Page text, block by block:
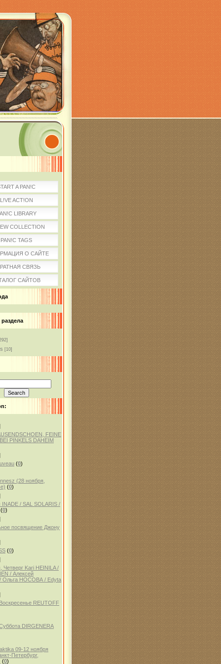
A PAN!C
L!VE ACT!ON
LIBRARY
COLLECTION
PAN!C TAGS
О САЙТЕ
СВЯЗЬ
САЙТОВ
раздела
[10]
FEINE
PINKELS DAHEIM
(0)
(28 ноября,
(0)
/ SAL SOLARIS /
(0)
посвящение Джону
(0)
Четверг Kari HEINILA /
/ Алексей
НОСОВА / Edyta
REUTOFF
DIRGENERA
09-12 ноября
Петербург,
(0)